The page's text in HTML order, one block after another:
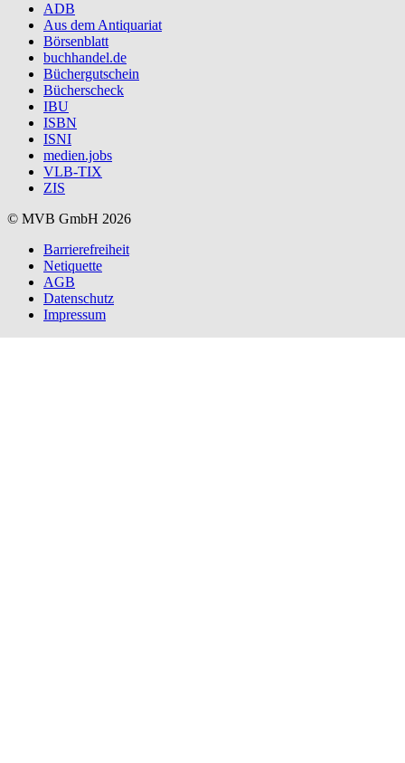
ADB
Aus dem Antiquariat
Börsenblatt
buchhandel.de
Büchergutschein
Bücherscheck
IBU
ISBN
ISNI
medien.jobs
VLB-TIX
ZIS
© MVB GmbH 2026
Barrierefreiheit
Netiquette
AGB
Datenschutz
Impressum